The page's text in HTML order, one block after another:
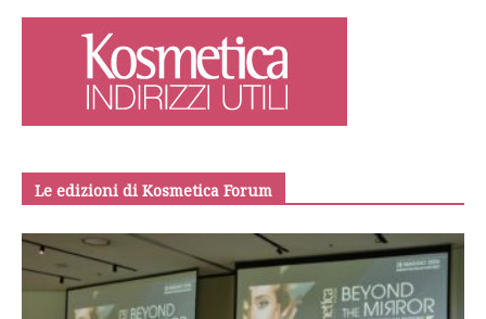
Le edizioni di Kosmetica Forum